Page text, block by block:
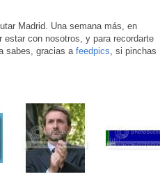
Madrid. Una semana más, en
estar con nosotros, y para recordarte
sabes, gracias a feedpics , si pinchas